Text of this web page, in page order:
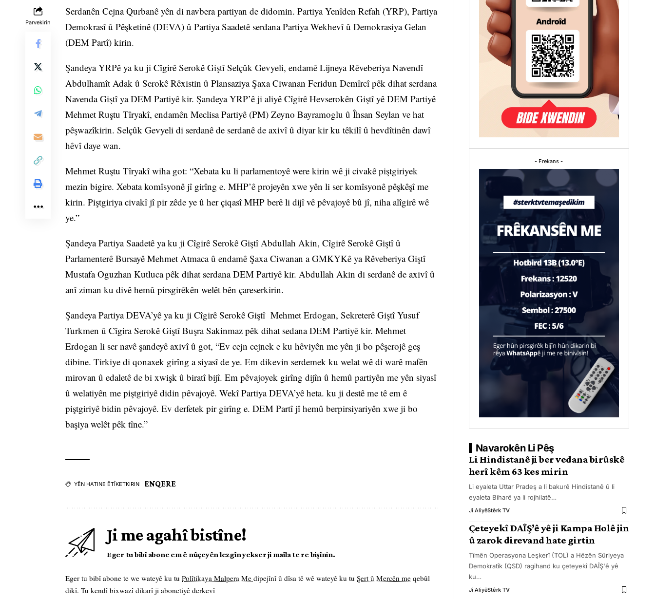
Parvekirin
Serdanên Cejna Qurbanê yên di navbera partiyan de didomin. Partiya Yenîden Refah (YRP), Partiya
Demokrasî û Pêşketinê (DEVA) û Partiya Saadetê serdana Partiya Wekhevî û Demokrasiya Gelan
(DEM Partî) kirin.
Şandeya YRPê ya ku ji Cîgirê Serokê Giştî Selçûk Gevyeli, endamê Lijneya Rêveberiya Navendî
Abdulhamît Adak û Serokê Rêxistin û Plansaziya Şaxa Ciwanan Feridun Demîrcî pêk dihat serdana
Navenda Giştî ya DEM Partiyê kir. Şandeya YRP’ê ji aliyê Cîgirê Hevserokên Giştî yê DEM Partiyê
Mehmet Ruştu Tîryakî, endamên Meclisa Partiyê (PM) Zeyno Bayramoglu û Îhsan Seylan ve hat
pêşwazîkirin. Selçûk Gevyeli di serdanê de serdanê de axivî û diyar kir ku têkilî û hevdîtinên dawî
hêvî daye wan.
Mehmet Ruştu Tîryakî wiha got: “Xebata ku li parlamentoyê were kirin wê ji civakê piştgiriyek
mezin bigire. Xebata komîsyonê jî girîng e. MHP’ê projeyên xwe yên li ser komîsyonê pêşkêşî me
kirin. Piştgiriya civakî jî pir zêde ye û her çiqasî MHP berê li dijî vê pêvajoyê bû jî, niha alîgirê wê
ye.”
Şandeya Partiya Saadetê ya ku ji Cîgirê Serokê Giştî Abdullah Akin, Cîgirê Serokê Giştî û
Parlamenterê Bursayê Mehmet Atmaca û endamê Şaxa Ciwanan a GMKYKê ya Rêveberiya Giştî
Mustafa Oguzhan Kutluca pêk dihat serdana DEM Partiyê kir. Abdullah Akin di serdanê de axivî û
anî ziman ku divê hemû pirsgirêkên welêt bên çareserkirin.
Şandeya Partiya DEVA’yê ya ku ji Cîgirê Serokê Giştî Mehmet Erdogan, Sekreterê Giştî Yusuf
Turkmen û Cîgira Serokê Giştî Buşra Sakinmaz pêk dihat sedana DEM Partiyê kir. Mehmet
Erdogan li ser navê şandeyê axivî û got, “Ev cejn cejnek e ku hêviyên me yên ji bo pêşerojê geş
dibine. Tirkiye di qonaxek girîng a siyasî de ye. Em dikevin serdemek ku welat wê di warê mafên
mirovan û edaletê de bi xwişk û biratî bijî. Em pêvajoyek girîng dijîn û hemû partiyên me yên siyasî
û welatiyên me piştgiriyê didin pêvajoyê. Wekî Partiya DEVA’yê heta. ku ji destê me tê em ê
piştgiriyê bidin pêvajoyê. Ev derfetek pir girîng e. DEM Partî jî hemû berpirsiyariyên xwe ji bo
başiya welêt pêk tîne.”
YÊN HATINE ÊTÎKETKIRIN ENQERE
Ji me agahî bistîne!
Eger tu bibî abone em ê nûçeyên lezgîn yekser ji maîla te re bişînin.
Eger tu bibî abone te we wateyê ku tu Polîtikaya Malpera Me dipejînî û dîsa tê wê wateyê ku tu Şert û Mercên me qebûl
dikî. Tu kendî bixwazî dikarî ji abonetiyê derkevî
- Frekans -
Navarokên Li Pêş
Li Hindistanê ji ber vedana birûskê
herî kêm 63 kes mirin
Li eyaleta Uttar Pradeş a li bakurê Hindistanê û li
eyaleta Biharê ya li rojhilatê…
Ji AliyêStêrk TV
Çeteyekî DAÎŞ’ê yê ji Kampa Holê jin
û zarok direvand hate girtin
Tîmên Operasyona Leşkerî (TOL) a Hêzên Sûriyeya
Demokratîk (QSD) ragihand ku çeteyekî DAÎŞ'ê yê
ku…
Ji AliyêStêrk TV